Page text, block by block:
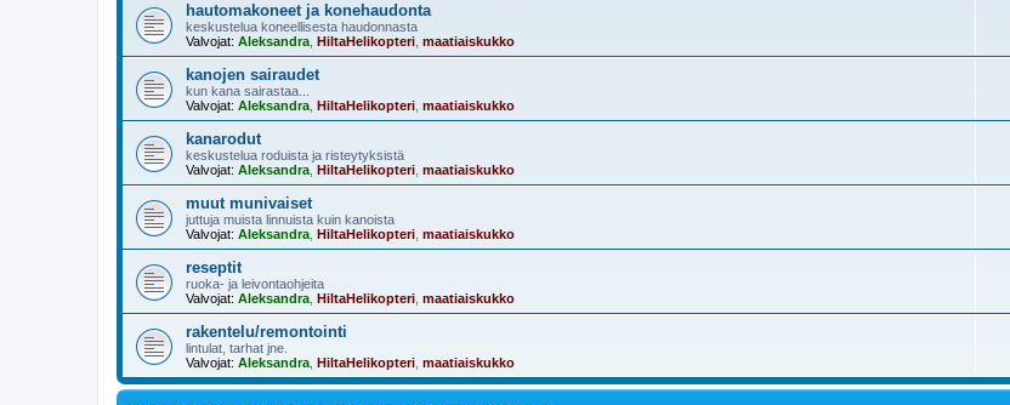
hautomakoneet ja konehaudonta
keskustelua koneellisesta haudonnasta
Valvojat: Aleksandra HiltaHelikopteri maatiaiskukko
kanojen sairaudet
kun kana sairastaa...
Valvojat: Aleksandra HiltaHelikopteri maatiaiskukko
kanarodut
keskustelua roduista ja risteytyksistä
Valvojat: Aleksandra HiltaHelikopteri maatiaiskukko
muut munivaiset
juttuja muista linnuista kuin kanoista
Valvojat: Aleksandra HiltaHelikopteri maatiaiskukko
reseptit
ruoka- ja leivontaohjeita
Valvojat: Aleksandra HiltaHelikopteri maatiaiskukko
rakentelu/remontointi
lintulat, tarhat jne.
Valvojat: Aleksandra HiltaHelikopteri maatiaiskukko